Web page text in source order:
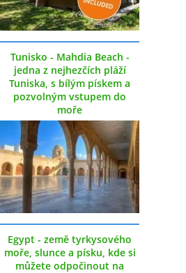
Tunisko - Mahdia Beach -
jedna z nejhezčích pláží
Tuniska, s bílým pískem a
pozvolným vstupem do
moře
Egypt - země tyrkysového
moře, slunce a písku, kde si
můžete odpočinout na